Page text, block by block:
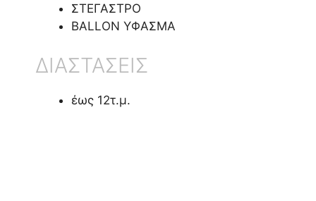
ΣΤΕΓΑΣΤΡΟ
BALLON ΥΦΑΣΜΑ
ΔΙΑΣΤΑΣΕΙΣ
έως 12τ.μ.